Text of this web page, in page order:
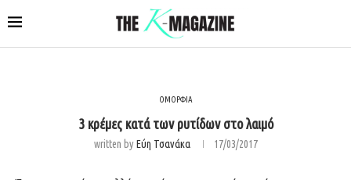
ΟΜΟΡΦΙΑ
3 κρέμες κατά των ρυτίδων στο λαιμό
written byΕύη Τσανάκα 17/03/2017